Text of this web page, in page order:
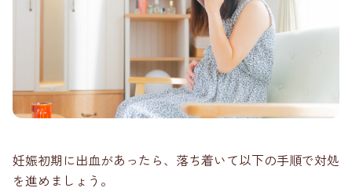
妊娠初期に出血があったら、落ち着いて以下の手順で対処
を進めましょう。